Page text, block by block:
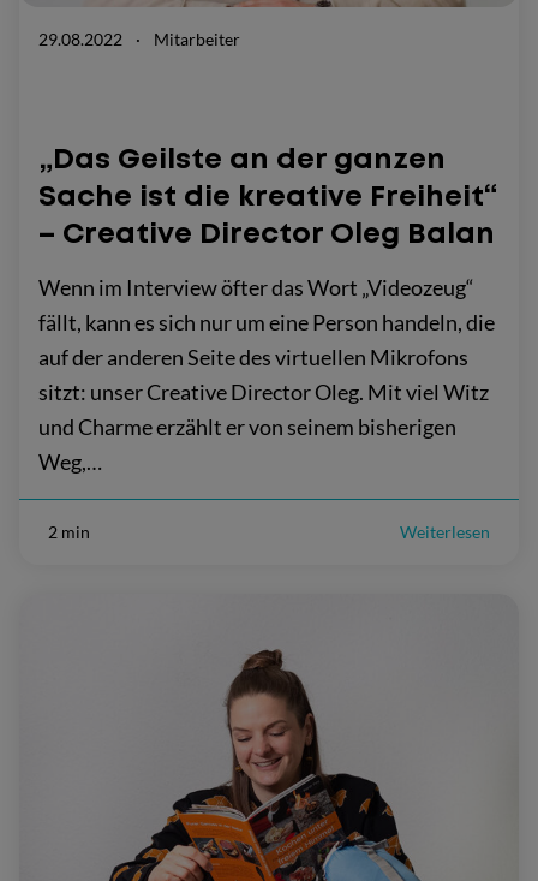
29.08.2022 · Mitarbeiter
„Das Geilste an der ganzen
Sache ist die kreative Freiheit“
– Creative Director Oleg Balan
Wenn im Interview öfter das Wort „Videozeug“
fällt, kann es sich nur um eine Person handeln, die
auf der anderen Seite des virtuellen Mikrofons
sitzt: unser Creative Director Oleg. Mit viel Witz
und Charme erzählt er von seinem bisherigen
Weg,…
2 min Weiterlesen